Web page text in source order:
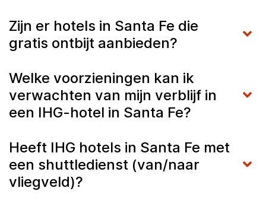
Zijn er hotels in Santa Fe die
gratis ontbijt aanbieden?
Welke voorzieningen kan ik
verwachten van mijn verblijf in
een IHG-hotel in Santa Fe?
Heeft IHG hotels in Santa Fe met
een shuttledienst (van/naar
vliegveld)?